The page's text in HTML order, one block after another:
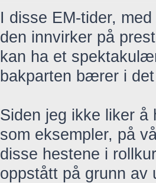
I disse EM-tider,
den innvirker på
kan ha et
bakparten bærer i
Siden jeg ikke liker å
som eksempler, på
disse hestene i
oppstått på grunn av